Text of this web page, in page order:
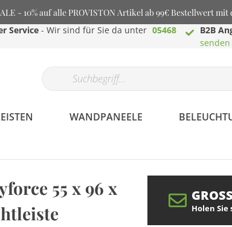
- 10% auf alle PROVISTON Artikel ab 99€ Bestellwert mit
Service - Wir sind für Sie da unter 05468
B2B
senden
WANDPANEELE
Profilaminat.de -
Bodenbeläge aller
55 x 96 x
Holen